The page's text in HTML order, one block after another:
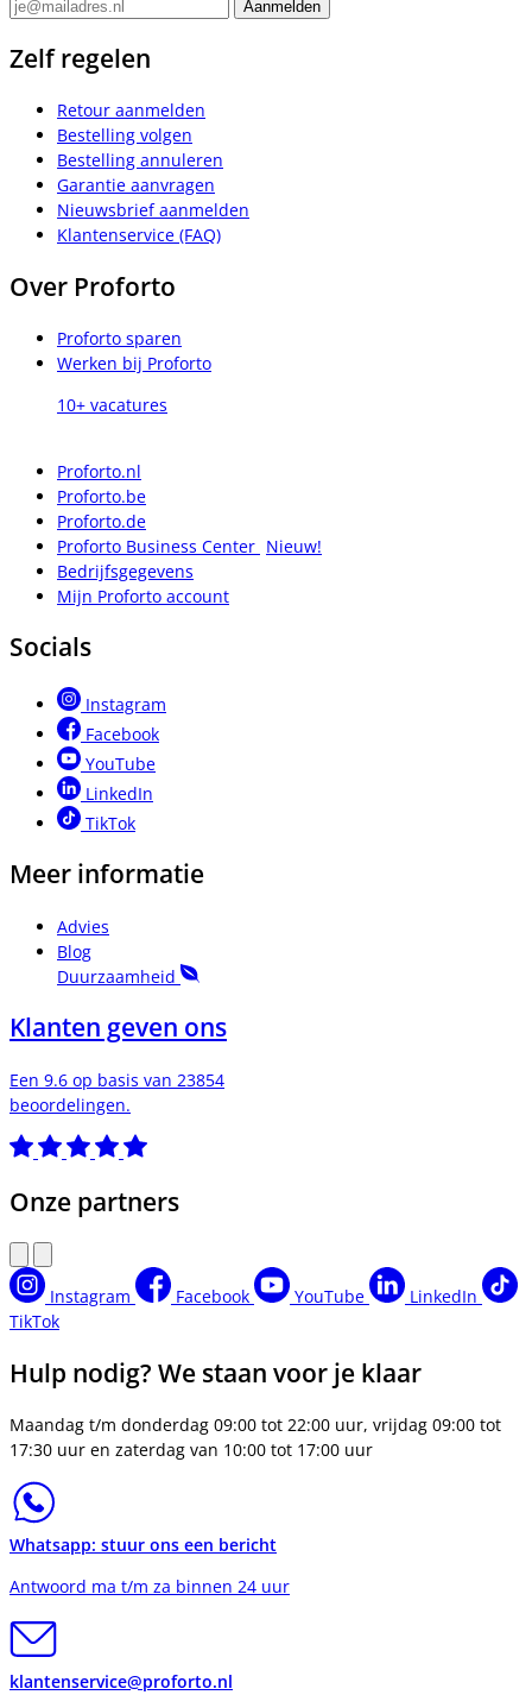
Zelf regelen
Retour aanmelden
Bestelling volgen
Bestelling annuleren
Garantie aanvragen
Nieuwsbrief aanmelden
Klantenservice (FAQ)
Over Proforto
Proforto sparen
Werken bij Proforto
10+ vacatures
Proforto.nl
Proforto.be
Proforto.de
Proforto Business Center Nieuw!
Bedrijfsgegevens
Mijn Proforto account
Socials
Instagram
Facebook
YouTube
LinkedIn
TikTok
Meer informatie
Advies
Blog
Duurzaamheid
Klanten geven ons
Een 9.6 op basis van 23854
beoordelingen.
Onze partners
Instagram Facebook YouTube
LinkedIn
TikTok
Hulp nodig? We staan voor je klaar
Maandag t/m donderdag 09:00 tot 22:00 uur, vrijdag 09:00 tot
17:30 uur en zaterdag van 10:00 tot 17:00 uur
Whatsapp: stuur ons een bericht
Antwoord ma t/m za binnen 24 uur
klantenservice@proforto.nl